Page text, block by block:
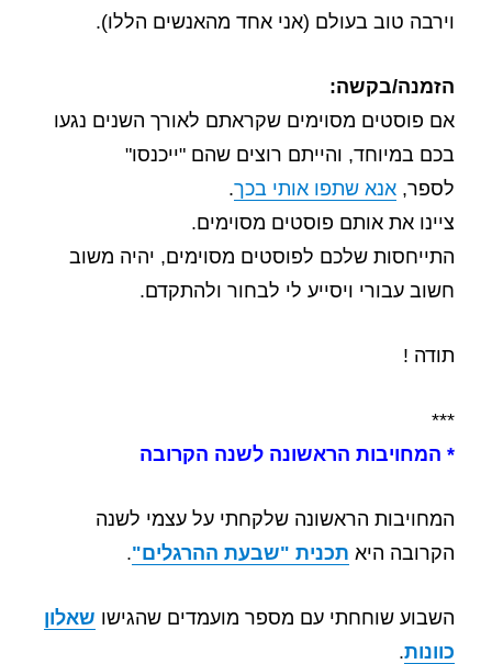
וירבה טוב בעולם (אני אחד מהאנשים הללו).
הזמנה/בקשה:
אם פוסטים מסוימים שקראתם לאורך השנים נגעו
בכם במיוחד, והייתם רוצים שהם "ייכנסו"
לספר,אנא שתפו אותי בכך.
ציינו את אותם פוסטים מסוימים.
התייחסות שלכם לפוסטים מסוימים, יהיה משוב
חשוב עבורי ויסייע לי לבחור ולהתקדם.
תודה !
***
* המחויבות הראשונה לשנה הקרובה
המחויבות הראשונה שלקחתי על עצמי לשנה
הקרובה היא תכנית "שבעת ההרגלים".
השבוע שוחחתי עם מספר מועמדים שהגישו שאלון
כוונות.